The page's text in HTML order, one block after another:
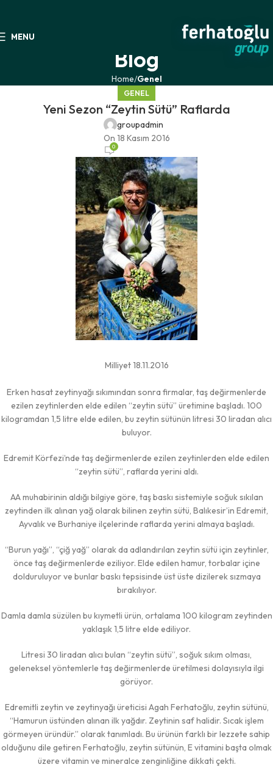
MENU
Blog
Home Genel
GENEL
Yeni Sezon “Zeytin Sütü” Raflarda
groupadmin
On 18 Kasım 2016
0
Milliyet 18.11.2016
Erken hasat zeytinyağı sıkımından sonra firmalar, taş değirmenlerde
ezilen zeytinlerden elde edilen “zeytin sütü” üretimine başladı. 100
kilogramdan 1,5 litre elde edilen, bu zeytin sütünün litresi 30 liradan alıcı
buluyor.
Edremit Körfezi’nde taş değirmenlerde ezilen zeytinlerden elde edilen
“zeytin sütü”, raflarda yerini aldı.
AA muhabirinin aldığı bilgiye göre, taş baskı sistemiyle soğuk sıkılan
zeytinden ilk alınan yağ olarak bilinen zeytin sütü, Balıkesir’in Edremit,
Ayvalık ve Burhaniye ilçelerinde raflarda yerini almaya başladı.
“Burun yağı”, “çiğ yağ” olarak da adlandırılan zeytin sütü için zeytinler,
önce taş değirmenlerde eziliyor. Elde edilen hamur, torbalar içine
dolduruluyor ve bunlar baskı tepsisinde üst üste dizilerek sızmaya
bırakılıyor.
Damla damla süzülen bu kıymetli ürün, ortalama 100 kilogram zeytinden
yaklaşık 1,5 litre elde ediliyor.
Litresi 30 liradan alıcı bulan “zeytin sütü”, soğuk sıkım olması,
geleneksel yöntemlerle taş değirmenlerde üretilmesi dolayısıyla ilgi
görüyor.
Edremitli zeytin ve zeytinyağı üreticisi Agah Ferhatoğlu, zeytin sütünü,
“Hamurun üstünden alınan ilk yağdır. Zeytinin saf halidir. Sıcak işlem
görmeyen üründür.” olarak tanımladı. Bu ürünün farklı bir lezzete sahip
olduğunu dile getiren Ferhatoğlu, zeytin sütünün, E vitamini başta olmak
üzere vitamin ve mineralce zenginliğine dikkati çekti.